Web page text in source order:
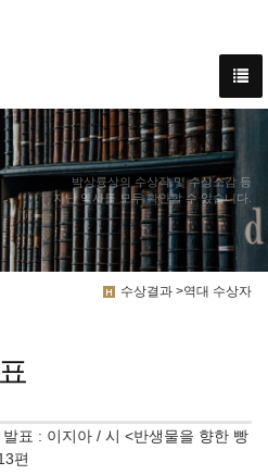
박상륭상의 수상작 및 수상소감 등
지난 역사를 모두 확인할 수 있습니다.
수상결과 >역대 수상자
표 : 이지아 / 시 <반생물을 향한 빵
편